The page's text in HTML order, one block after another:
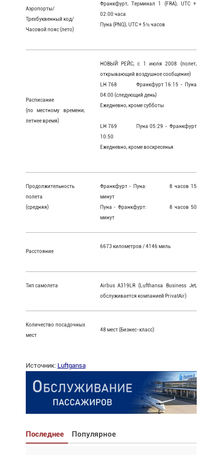
Аэропорты/
Трехбуквенный код/
Часовой пояс (лето)
Франкфурт, Терминал 1 (FRA); UTC +
02:00 часа
Пуна (PNQ); UTC + 5½ часов
Расписание
(по местному времени;
летнее время)
НОВЫЙ РЕЙС, с 1 июля 2008 (полет,
открывающий воздушное сообщение)
LH 768 Франкфурт 16:15 - Пуна
04:00 (следующий день)
Ежедневно, кроме субботы
LH 769 Пуна 05:29 - Франкфурт
10:50
Ежедневно, кроме воскресенья
Продолжительность
полета
(средняя)
Франкфурт - Пуна: 8 часов 15
минут
Пуна - Франкфурт: 8 часов 50
минут
Расстояние
6673 километров / 4146 миль
Тип самолета
Airbus A319LR (Lufthansa Business Jet,
обслуживается компанией PrivatAir)
Количество посадочных
мест
48 мест (Бизнес-класс)
Источник: Luftgansa
Последнее Популярное